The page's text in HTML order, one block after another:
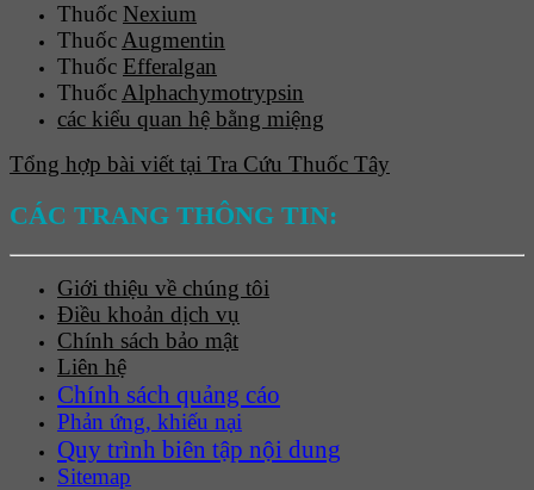
Thuốc Nexium
ThuốcAugmentin
Thuốc Efferalgan
ThuốcAlphachymotrypsin
các kiểu quan hệ bằng miệng
Tổng hợp bài viết tại Tra Cứu Thuốc Tây
CÁC TRANG THÔNG TIN:
Giới thiệu về chúng tôi
Điều khoản dịch vụ
Chính sách bảo mật
Liên hệ
Chính sách quảng cáo
Phản ứng, khiếu nại
Quy trình biên tập nội dung
Sitemap